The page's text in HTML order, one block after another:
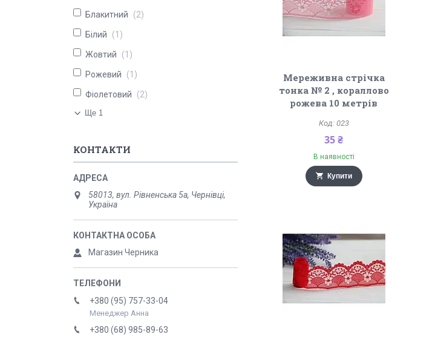
Мереживна стрічка
тонка № 2 , кораллово
рожева 10 метрів
023
35 ₴
В наявності
Купити
Блакитний 2
Білий 1
Жовтий 1
Рожевий 1
Фіолетовий 2
Ще 1
КОНТАКТИ
58013, вул. Рівненська 5а, Чернівці,
Україна
Магазин Черника
+380 (95) 757-33-04
Менеджер Анна
+380 (68) 985-89-63